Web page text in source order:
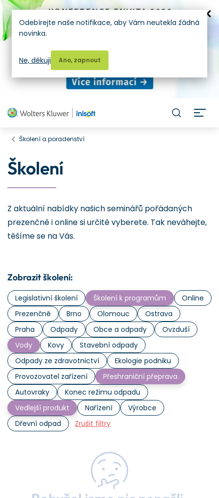
Školení a poradenství
Školení
Z aktuální nabídky našich seminářů pořádaných
prezenčně i online si určitě vyberete. Tak neváhejte,
těšíme se na Vás.
Zobrazit školení:
Legislativní školení Školení k programům
Online
Prezenčně
Brno Olomouc
Ostrava
Praha
Odpady Obce a odpady
Ovzduší
Vody
Kovy
Stavební odpady
Odpady ze zdravotnictví
Ekologie podniku
Provozovatel zařízení
Přeshraniční přeprava
Autovraky
Konec režimu odpadu
Vedlejší produkt
Nařízení
Výrobce
Dřevní odpad
Zrušit filtry
Odebírejte naše notifikace, aby Vám neutekla žádná
novinka.
Ano, zapnout
Ne, děkuji